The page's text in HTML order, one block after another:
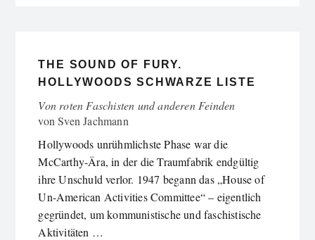
THE SOUND OF FURY.
HOLLYWOODS SCHWARZE LISTE
Von roten Faschisten und anderen Feinden
vonSven Jachmann
Hollywoods unrühmlichste Phase war die
McCarthy-Ära, in der die Traumfabrik endgültig
ihre Unschuld verlor. 1947 begann das „House of
Un-American Activities Committee“ – eigentlich
gegründet, um kommunistische und faschistische
Aktivitäten …